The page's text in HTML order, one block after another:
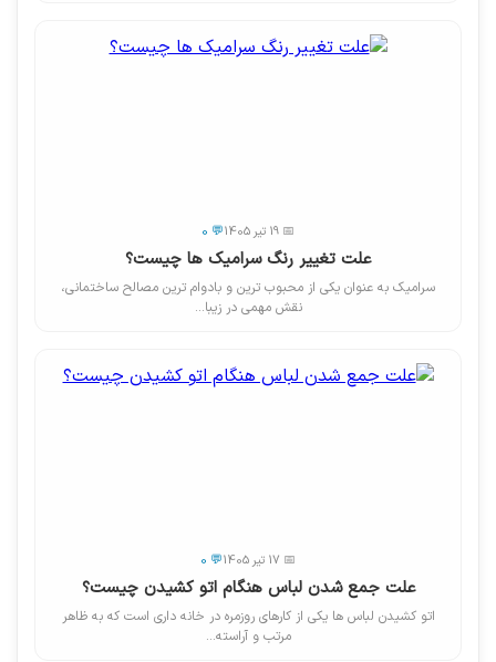
📅 19 تیر 1405 💬 0
علت تغییر رنگ سرامیک ها چیست؟
سرامیک به عنوان یکی از محبوب ترین و بادوام ترین مصالح ساختمانی،
نقش مهمی در زیبا...
📅 17 تیر 1405 💬 0
علت جمع شدن لباس هنگام اتو کشیدن چیست؟
اتو کشیدن لباس ها یکی از کارهای روزمره در خانه داری است که به ظاهر
مرتب و آراسته...